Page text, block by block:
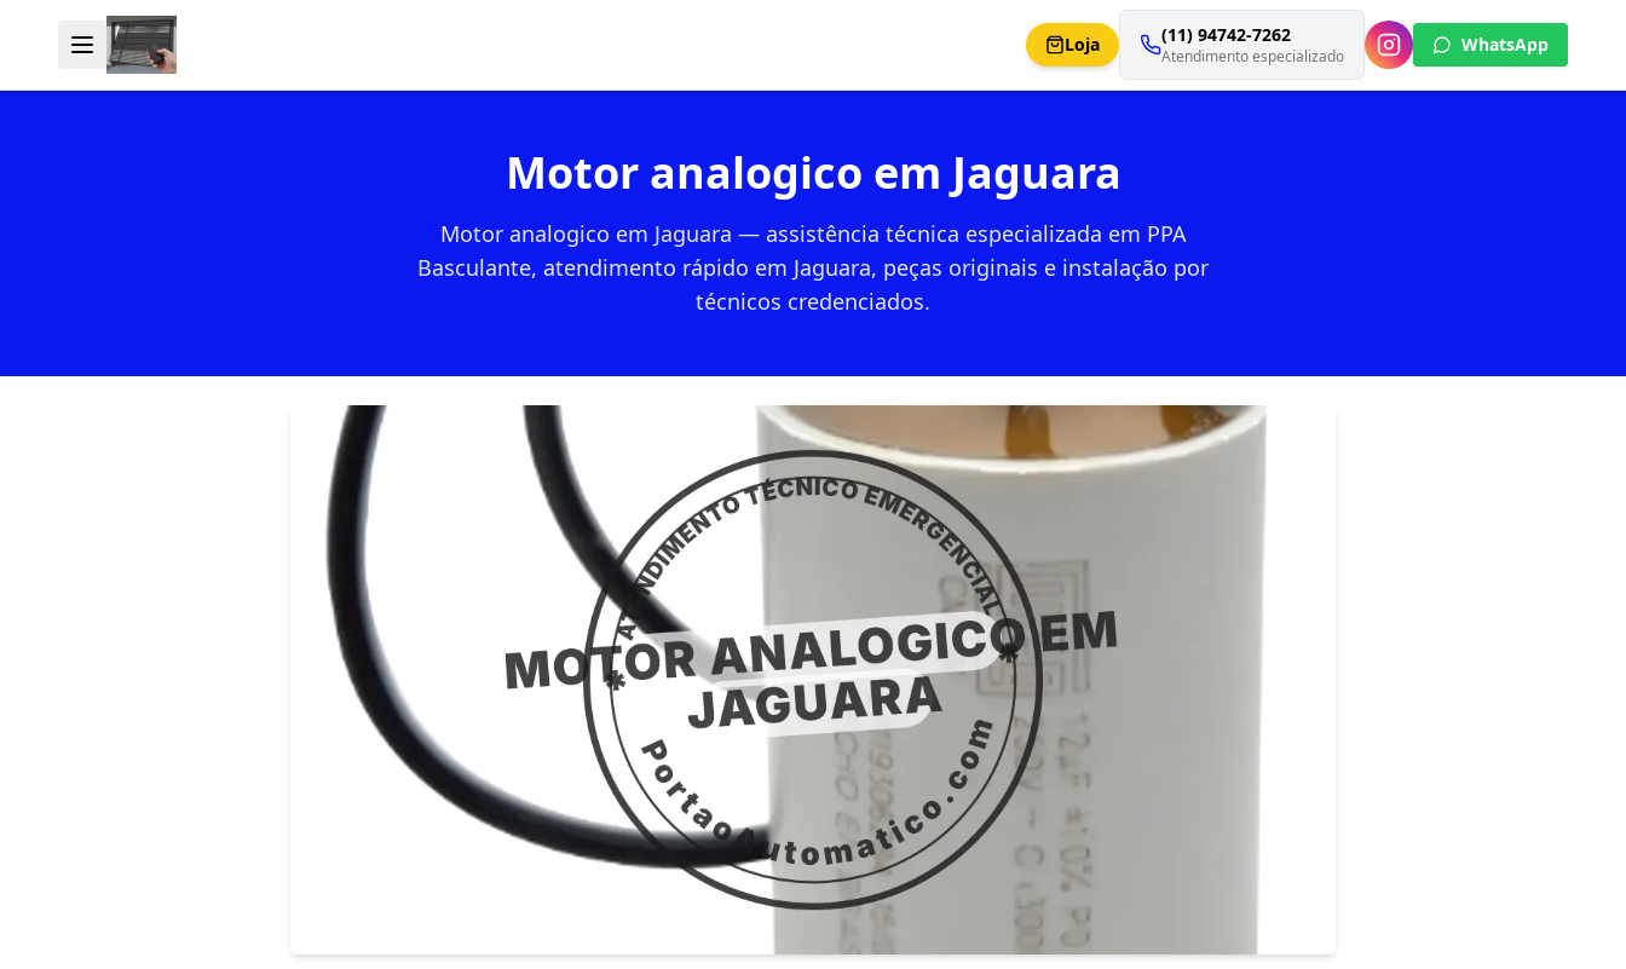
Loja (11) 94742-7262
Atendimento especializado
WhatsApp
Motor analogico em Jaguara
Motor analogico em Jaguara — assistência técnica especializada em PPA
Basculante, atendimento rápido em Jaguara, peças originais e instalação por
técnicos credenciados.